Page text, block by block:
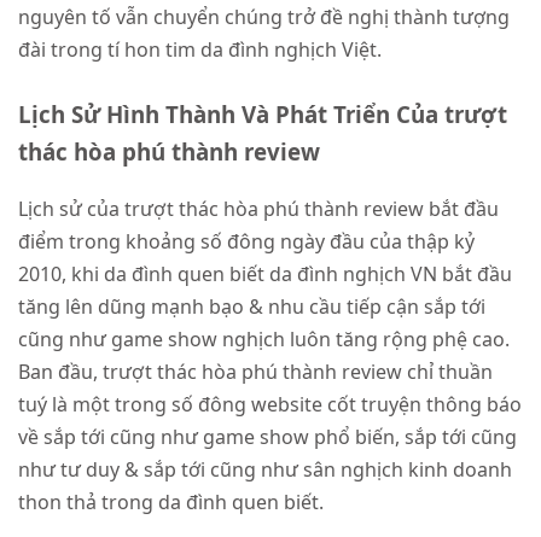
nguyên tố vẫn chuyển chúng trở đề nghị thành tượng
đài trong tí hon tim da đình nghịch Việt.
Lịch Sử Hình Thành Và Phát Triển Của trượt
thác hòa phú thành review
Lịch sử của trượt thác hòa phú thành review bắt đầu
điểm trong khoảng số đông ngày đầu của thập kỷ
2010, khi da đình quen biết da đình nghịch VN bắt đầu
tăng lên dũng mạnh bạo & nhu cầu tiếp cận sắp tới
cũng như game show nghịch luôn tăng rộng phệ cao.
Ban đầu, trượt thác hòa phú thành review chỉ thuần
tuý là một trong số đông website cốt truyện thông báo
về sắp tới cũng như game show phổ biến, sắp tới cũng
như tư duy & sắp tới cũng như sân nghịch kinh doanh
thon thả trong da đình quen biết.